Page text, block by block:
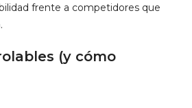
frente a competidores que
(y cómo